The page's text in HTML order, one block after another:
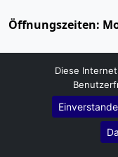
Öffnungszeiten:
Impressum
Datenschutz
Umzugsservice
Diese